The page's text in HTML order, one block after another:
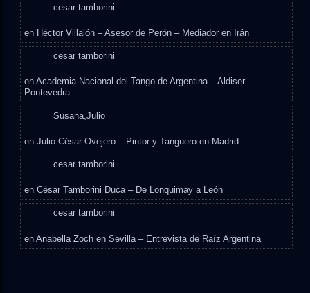
cesar tamborini
en Héctor Villalón – Asesor de Perón – Mediador en Irán
cesar tamborini
enAcademia Nacional del Tango de Argentina – Aldiser –
Pontevedra
Susana,Julio
enJulio César Ovejero – Pintor y Tanguero en Madrid
cesar tamborini
enCésar Tamborini Duca – De Lonquimay a León
cesar tamborini
enAnabella Zoch en Sevilla – Entrevista de Raíz Argentina